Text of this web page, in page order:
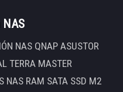
NAS QNAP ASUSTOR
TERRA MASTER
NAS RAM SATA SSD M2